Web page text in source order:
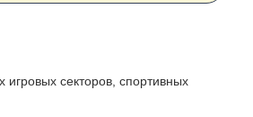
секторов, спортивных